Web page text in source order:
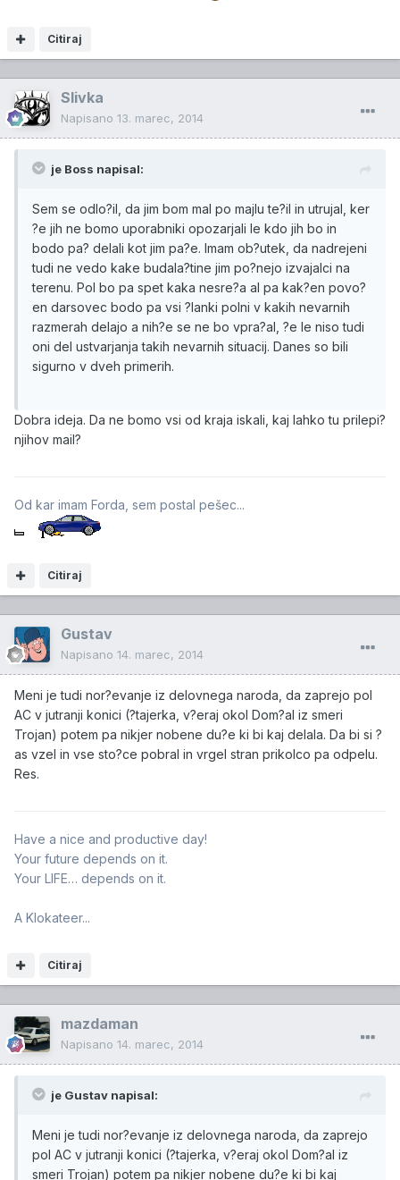
Citiraj
Slivka
Napisano 13. marec, 2014
je Boss napisal:
Sem se odlo?il, da jim bom mal po majlu te?il in utrujal, ker
?e jih ne bomo uporabniki opozarjali le kdo jih bo in
bodo pa? delali kot jim pa?e. Imam ob?utek, da nadrejeni
tudi ne vedo kake budala?tine jim po?nejo izvajalci na
terenu. Pol bo pa spet kaka nesre?a al pa kak?en povo?
en darsovec bodo pa vsi ?lanki polni v kakih nevarnih
razmerah delajo a nih?e se ne bo vpra?al, ?e le niso tudi
oni del ustvarjanja takih nevarnih situacij. Danes so bili
sigurno v dveh primerih.
Dobra ideja. Da ne bomo vsi od kraja iskali, kaj lahko tu prilepi?
njihov mail?
Citiraj
Od kar imam Forda, sem postal pešec...
Gustav
Napisano 14. marec, 2014
Meni je tudi nor?evanje iz delovnega naroda, da zaprejo pol
AC v jutranji konici (?tajerka, v?eraj okol Dom?al iz smeri
Trojan) potem pa nikjer nobene du?e ki bi kaj delala. Da bi si ?
as vzel in vse sto?ce pobral in vrgel stran prikolco pa odpelu.
Res.
Citiraj
Have a nice and productive day!
Your future depends on it.
Your LIFE… depends on it.
A Klokateer...
mazdaman
Napisano 14. marec, 2014
je Gustav napisal:
Meni je tudi nor?evanje iz delovnega naroda, da zaprejo
pol AC v jutranji konici (?tajerka, v?eraj okol Dom?al iz
smeri Trojan) potem pa nikjer nobene du?e ki bi kaj